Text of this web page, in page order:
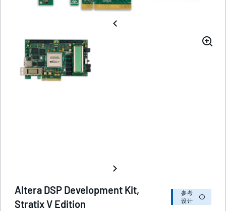
Altera DSP Development Kit,
Stratix V Edition
参考
设计